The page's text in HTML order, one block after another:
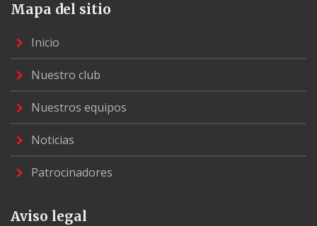
Mapa del sitio
Inicio
Nuestro club
Nuestros equipos
Noticias
Patrocinadores
Aviso legal